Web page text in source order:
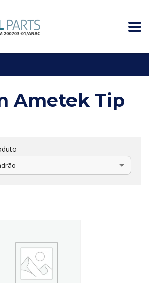
Ametek Tip